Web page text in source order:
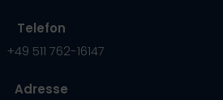
Adresse
Telefon
+49 511 762-16147